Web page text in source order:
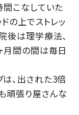
こなしていた
の上でストレッ
後は理学療法、
月間の間は毎日
、出された3倍
頑張り屋さんな